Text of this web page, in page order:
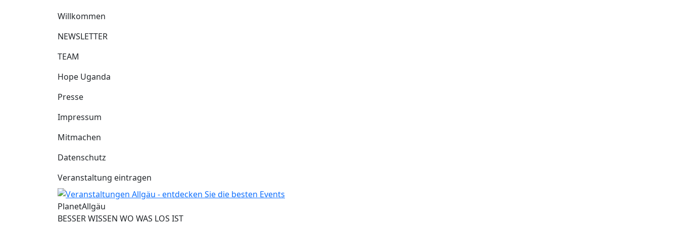
Willkommen
NEWSLETTER
TEAM
Hope Uganda
Presse
Impressum
Mitmachen
Datenschutz
Veranstaltung eintragen
PlanetAllgäu
BESSER WISSEN WO WAS LOS IST